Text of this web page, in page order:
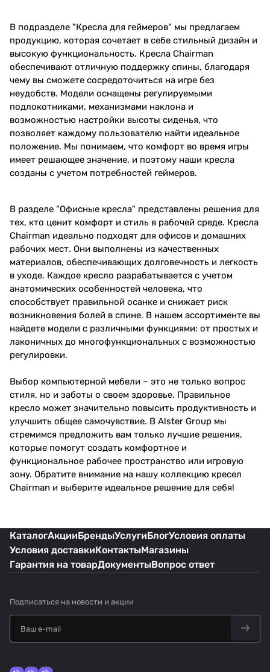
В подразделе "Кресла для геймеров" мы предлагаем
продукцию, которая сочетает в себе стильный дизайн и
высокую функциональность. Кресла Chairman
обеспечивают отличную поддержку спины, благодаря
чему вы сможете сосредоточиться на игре без
неудобств. Модели оснащены регулируемыми
подлокотниками, механизмами наклона и
возможностью настройки высоты сиденья, что
позволяет каждому пользователю найти идеальное
положение. Мы понимаем, что комфорт во время игры
имеет решающее значение, и поэтому наши кресла
созданы с учетом потребностей геймеров.
В разделе "Офисные кресла" представлены решения для
тех, кто ценит комфорт и стиль в рабочей среде. Кресла
Chairman идеально подходят для офисов и домашних
рабочих мест. Они выполнены из качественных
материалов, обеспечивающих долговечность и легкость
в уходе. Каждое кресло разрабатывается с учетом
анатомических особенностей человека, что
способствует правильной осанке и снижает риск
возникновения болей в спине. В нашем ассортименте вы
найдете модели с различными функциями: от простых и
лаконичных до многофункциональных с возможностью
регулировки.
Выбор компьютерной мебели – это не только вопрос
стиля, но и заботы о своем здоровье. Правильное
кресло может значительно повысить продуктивность и
улучшить общее самочувствие. В Alster Group мы
стремимся предложить вам только лучшие решения,
которые помогут создать комфортное и
функциональное рабочее пространство или игровую
зону. Обратите внимание на нашу коллекцию кресел
Chairman и выберите идеальное решение для себя!
КаталогАкцииБрендыУслугиБлогУсловия оплаты
Условия доставкиКонтактыМагазины
Гарантия на товарДокументыВопрос ответ
Подписаться на новости и акции